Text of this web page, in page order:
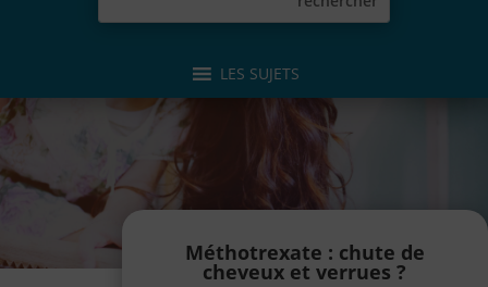
LES SUJETS
Méthotrexate : chute de
cheveux et verrues ?